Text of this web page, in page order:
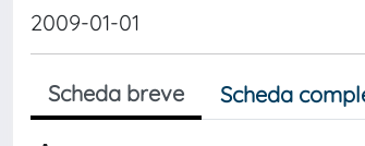
2009-01-01
Scheda breve Scheda